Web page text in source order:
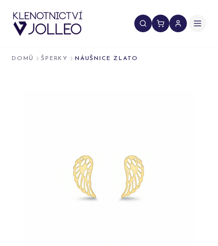
DOMŮ ŠPERKY NÁUŠNICE ZLATO